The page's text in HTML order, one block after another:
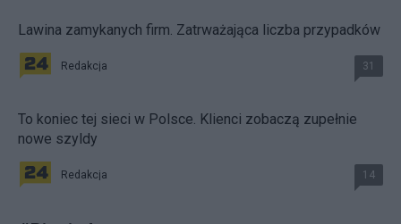
Lawina zamykanych firm. Zatrważająca liczba przypadków
Redakcja 31
To koniec tej sieci w Polsce. Klienci zobaczą zupełnie
nowe szyldy
Redakcja 14